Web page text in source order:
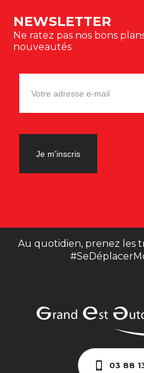
NEWSLETTER
Ne ratez pas nos bons
nouveautés
Au quotidien, prenez les
03 88